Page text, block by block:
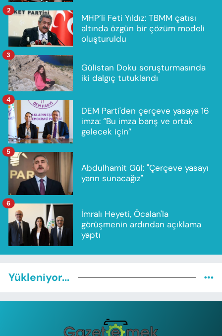
MHP’li Feti Yıldız: TBMM çatısı
altında özgün bir çözüm modeli
oluşturuldu
2
Gülistan Doku soruşturmasında
iki dalgıç tutuklandı
3
DEM Parti'den çerçeve yasaya 16
imza: “Bu imza barış ve ortak
gelecek için”
4
Abdulhamit Gül: "Çerçeve yasayı
yarın sunacağız"
5
İmralı Heyeti, Öcalan'la
görüşmenin ardından açıklama
yaptı
6
Yükleniyor...